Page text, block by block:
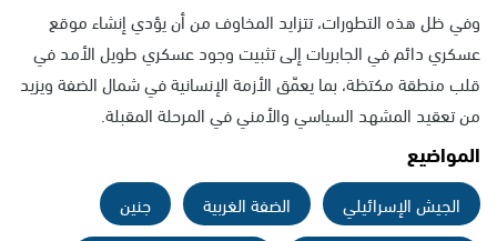
وفي ظل هذه التطورات، تتزايد المخاوف من أن يؤدي إنشاء موقع
عسكري دائم في الجابريات إلى تثبيت وجود عسكري طويل الأمد في
قلب منطقة مكتظة، بما يعمّق الأزمة الإنسانية في شمال الضفة ويزيد
من تعقيد المشهد السياسي والأمني في المرحلة المقبلة.
المواضيع
الجيش الإسرائيلي الضفة الغربية
جنين